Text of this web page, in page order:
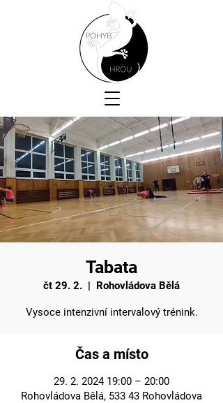
Tabata
čt 29. 2.
  |
Rohovládova Bělá
Vysoce intenzivní intervalový trénink.
Čas a místo
29. 2. 2024 19:00 – 20:00
Rohovládova Bělá, 533 43 Rohovládova